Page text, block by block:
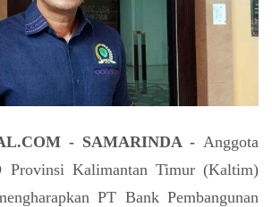
- SAMARINDA - Anggota
Kalimantan Timur (Kaltim)
PT Bank Pembangunan